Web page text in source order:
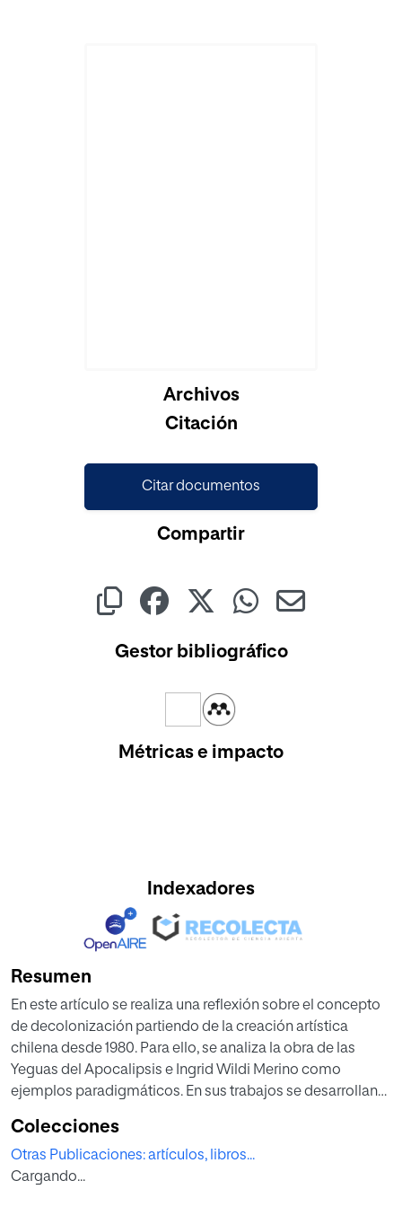
Cargando...Archivos
Citación
Citar documentos
Compartir
Gestor bibliográfico
Métricas e impacto
Indexadores
Resumen
En este artículo se realiza una reflexión sobre el concepto
de decolonización partiendo de la creación artística
chilena desde 1980. Para ello, se analiza la obra de las
Yeguas del Apocalipsis e Ingrid Wildi Merino como
ejemplos paradigmáticos. En sus trabajos se desarrollan
colectivo LGTBIQ, las relaciones de poder entre culturas o
la situación de los pueblos indígenas de América latina,
entre otros. Se plantea la importancia que estos
Colecciones
Otras Publicaciones: artículos, libros...
Cargando...